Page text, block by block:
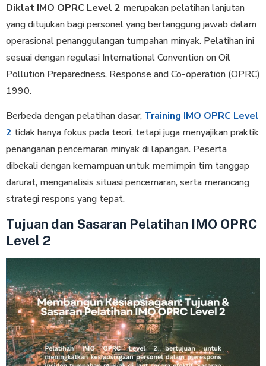
Diklat IMO OPRC Level 2 merupakan pelatihan lanjutan
yang ditujukan bagi personel yang bertanggung jawab dalam
operasional penanggulangan tumpahan minyak. Pelatihan ini
sesuai dengan regulasi International Convention on Oil
Pollution Preparedness, Response and Co-operation (OPRC)
1990.
Berbeda dengan pelatihan dasar, Training IMO OPRC Level
2 tidak hanya fokus pada teori, tetapi juga menyajikan praktik
penanganan pencemaran minyak di lapangan. Peserta
dibekali dengan kemampuan untuk memimpin tim tanggap
darurat, menganalisis situasi pencemaran, serta merancang
strategi respons yang tepat.
Tujuan dan Sasaran Pelatihan IMO OPRC
Level 2